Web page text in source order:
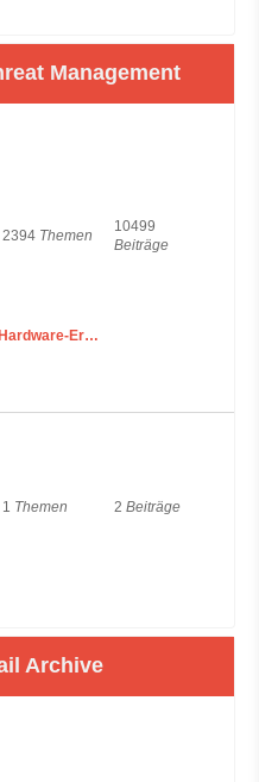
Management
2394 Themen
10499
Beiträge
Er…
1 Themen 2 Beiträge
Archive